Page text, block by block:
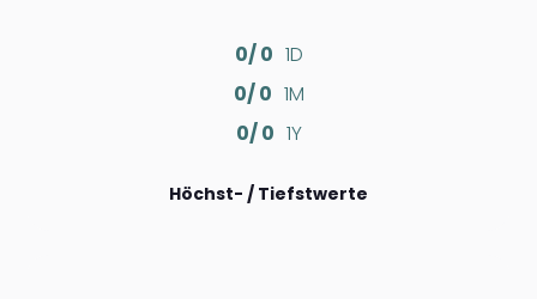
0/ 0 1D
0/ 0 1M
0/ 0 1Y
Höchst- / Tiefstwerte